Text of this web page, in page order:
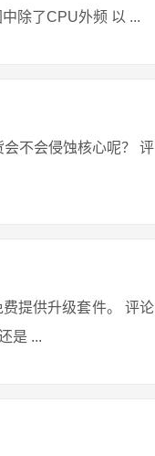
除了CPU外频 以 ...
不会侵蚀核心呢？ 评
提供升级套件。 评论
是 ...